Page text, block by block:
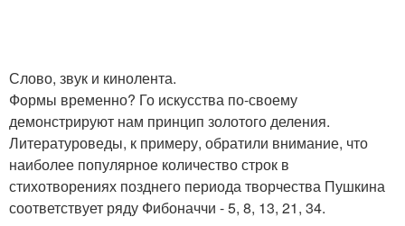
Слово, звук и кинолента.
Формы временно? Го искусства по-своему
демонстрируют нам принцип золотого деления.
Литературоведы, к примеру, обратили внимание, что
наиболее популярное количество строк в
стихотворениях позднего периода творчества Пушкина
соответствует ряду Фибоначчи - 5, 8, 13, 21, 34.